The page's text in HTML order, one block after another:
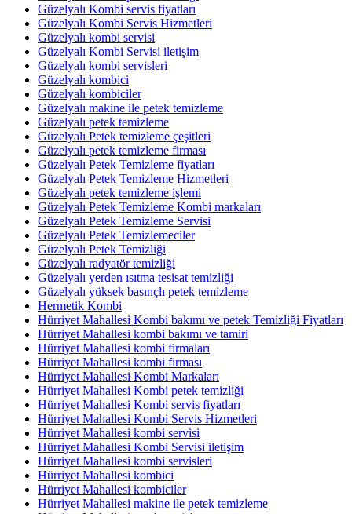
Güzelyalı Kombi servis fiyatları
Güzelyalı Kombi Servis Hizmetleri
Güzelyalı kombi servisi
Güzelyalı Kombi Servisi iletişim
Güzelyalı kombi servisleri
Güzelyalı kombici
Güzelyalı kombiciler
Güzelyalı makine ile petek temizleme
Güzelyalı petek temizleme
Güzelyalı Petek temizleme çeşitleri
Güzelyalı petek temizleme firması
Güzelyalı Petek Temizleme fiyatları
Güzelyalı Petek Temizleme Hizmetleri
Güzelyalı petek temizleme işlemi
Güzelyalı Petek Temizleme Kombi markaları
Güzelyalı Petek Temizleme Servisi
Güzelyalı Petek Temizlemeciler
Güzelyalı Petek Temizliği
Güzelyalı radyatör temizliği
Güzelyalı yerden ısıtma tesisat temizliği
Güzelyalı yüksek basınçlı petek temizleme
Hermetik Kombi
Hürriyet Mahallesi Kombi bakımı ve petek Temizliği Fiyatları
Hürriyet Mahallesi kombi bakımı ve tamiri
Hürriyet Mahallesi kombi firmaları
Hürriyet Mahallesi kombi firması
Hürriyet Mahallesi Kombi Markaları
Hürriyet Mahallesi Kombi petek temizliği
Hürriyet Mahallesi Kombi servis fiyatları
Hürriyet Mahallesi Kombi Servis Hizmetleri
Hürriyet Mahallesi kombi servisi
Hürriyet Mahallesi Kombi Servisi iletişim
Hürriyet Mahallesi kombi servisleri
Hürriyet Mahallesi kombici
Hürriyet Mahallesi kombiciler
Hürriyet Mahallesi makine ile petek temizleme